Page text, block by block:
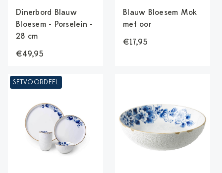
Dinerbord Blauw
Bloesem - Porselein -
28 cm
€49,95
Blauw Bloesem Mok
met oor
€17,95
SETVOORDEEL